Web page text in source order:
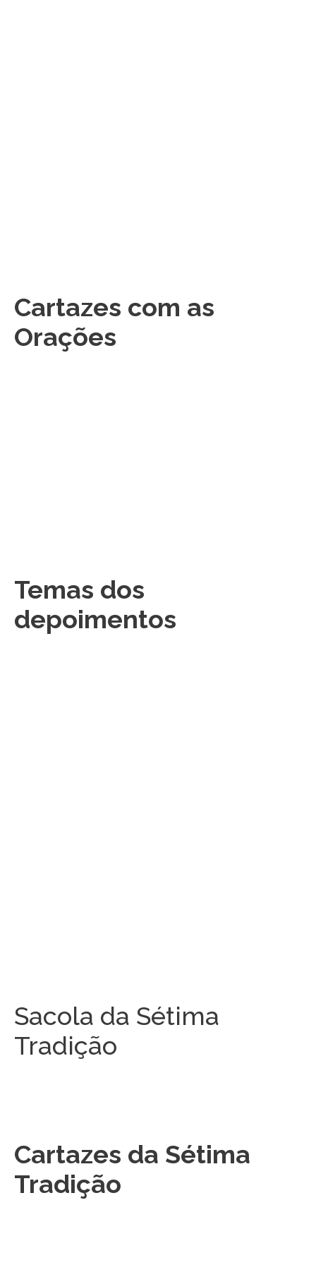
Cartazes com as
Orações
Temas dos
depoimentos
Sacola da Sétima
Tradição
Cartazes da Sétima
Tradição